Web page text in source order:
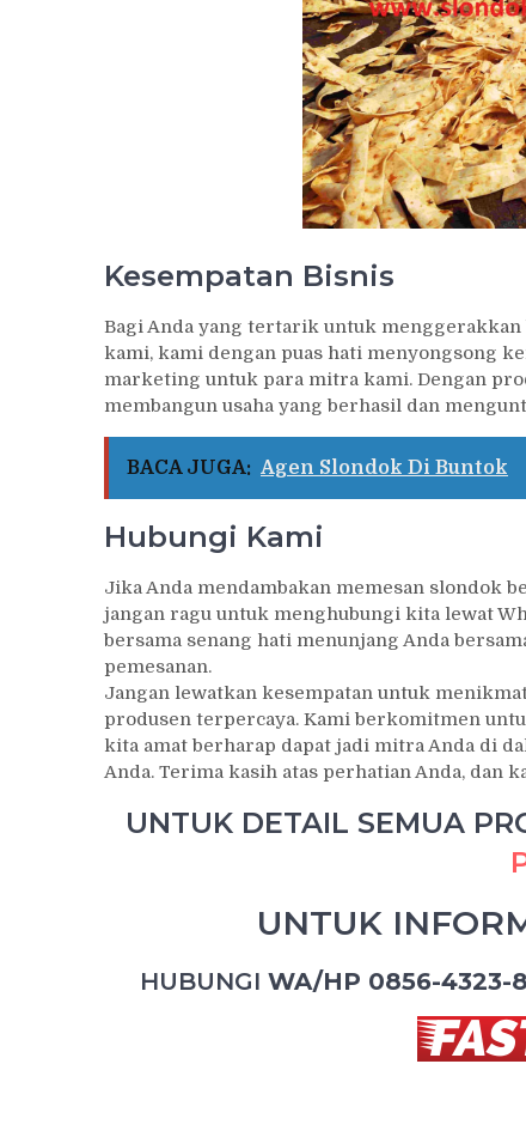
Kesempatan Bisnis
Bagi Anda yang tertarik untuk
kami, kami dengan puas hati menyongsong
marketing untuk para mitra kami. Dengan
membangun usaha yang berhasil dan
BACA JUGA: Agen Slondok Di Buntok
Hubungi Kami
Jika Anda mendambakan memesan slondok
jangan ragu untuk menghubungi kita lewat
bersama senang hati menunjang Anda
pemesanan.
Jangan lewatkan kesempatan untuk
produsen terpercaya. Kami berkomitmen
kita amat berharap dapat jadi mitra Anda di
Anda. Terima kasih atas perhatian Anda, dan
UNTUK DETAIL SEMUA
UNTUK
HUBUNGI WA/HP 0856-4323-